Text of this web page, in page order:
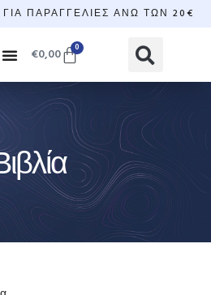
ΠΑΡΑΓΓΕΛΊΕΣ ΆΝΩ ΤΩΝ 20€
€0,00 0